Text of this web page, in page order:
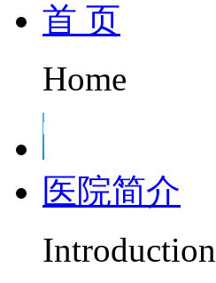
首 页
Home
医院简介
Introduction